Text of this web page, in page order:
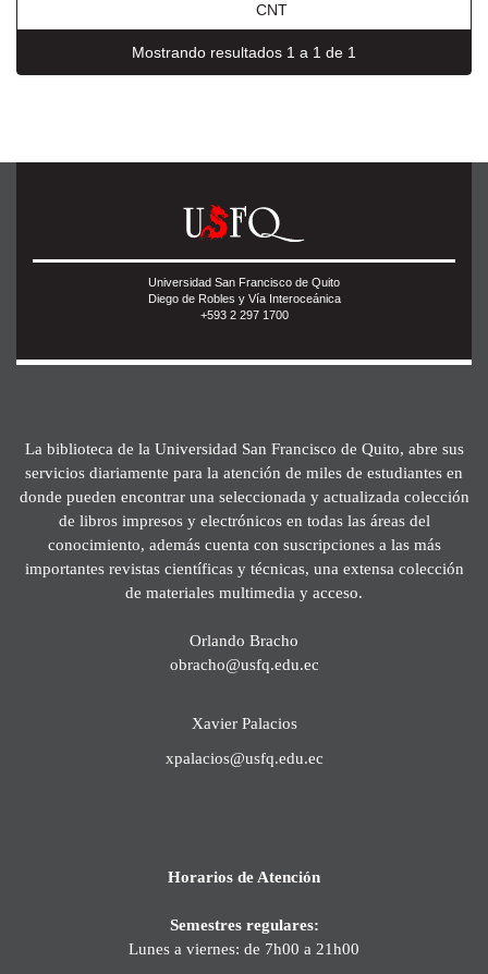
CNT
Mostrando resultados 1 a 1 de 1
Universidad San Francisco de Quito
Diego de Robles y Vía Interoceánica
+593 2 297 1700
La biblioteca de la Universidad San Francisco de Quito, abre sus
servicios diariamente para la atención de miles de estudiantes en
donde pueden encontrar una seleccionada y actualizada colección
de libros impresos y electrónicos en todas las áreas del
conocimiento, además cuenta con suscripciones a las más
importantes revistas científicas y técnicas, una extensa colección
de materiales multimedia y acceso.
Orlando Bracho
obracho@usfq.edu.ec
Xavier Palacios
xpalacios@usfq.edu.ec
Horarios de Atención
Semestres regulares:
Lunes a viernes: de 7h00 a 21h00